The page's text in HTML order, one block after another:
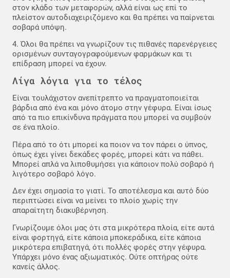
στον κλάδο των μεταφορών, αλλά είναι ως επί το
πλείστον αυτοδιαχειριζόμενο και θα πρέπει να παίρνεται
σοβαρά υπόψη.
4. Όλοι θα πρέπει να γνωρίζουν τις πιθανές παρενέργειες
ορισμένων συνταγογραφούμενων φαρμάκων και τι
επίδραση μπορεί να έχουν.
Λίγα λόγια για το τέλος
Είναι τουλάχιστον ανεπίτρεπτο να πραγματοποιείται
βάρδια από ένα και μόνο άτομο στην γέφυρα. Είναι ίσως
από τα πιο επικίνδυνα πράγματα που μπορεί να συμβούν
σε ένα πλοίο.
Πέρα από το ότι μπορεί κα ποιον να τον πάρει ο ύπνος,
όπως έχει γίνει δεκάδες φορές, μπορεί κάτι να πάθει.
Μπορεί απλά να λιποθυμήσει για κάποιον πολύ σοβαρό ή
λιγότερο σοβαρό λόγο.
Δεν έχει σημασία το γιατί. Το αποτέλεσμα και αυτό δύο
περιπτώσει είναι να μείνει το πλοίο χωρίς την
απαραίτητη διακυβέρνηση.
Γνωρίζουμε όλοι μας ότι στα μικρότερα πλοία, είτε αυτά
είναι φορτηγά, είτε κάποια μποκεράδικα, είτε κάποια
μικρότερα επιβατηγά, ότι πολλές φορές στην γέφυρα.
Υπάρχει μόνο ένας αξιωματικός. Ούτε οπτήρας ούτε
κανείς άλλος.